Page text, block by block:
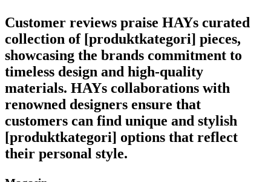
Customer reviews praise HAYs curated
collection of [produktkategori] pieces,
showcasing the brands commitment to
timeless design and high-quality
materials. HAYs collaborations with
renowned designers ensure that
customers can find unique and stylish
[produktkategori] options that reflect
their personal style.